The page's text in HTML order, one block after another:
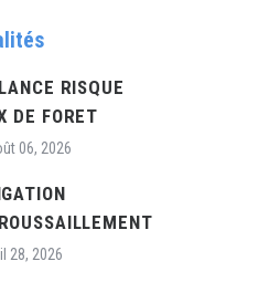
RISQUE
DE FORET
06, 2026
28, 2026